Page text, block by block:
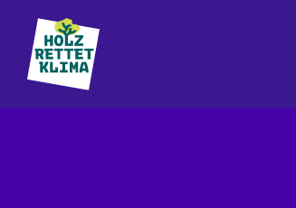
Zum
Inhalt
springen